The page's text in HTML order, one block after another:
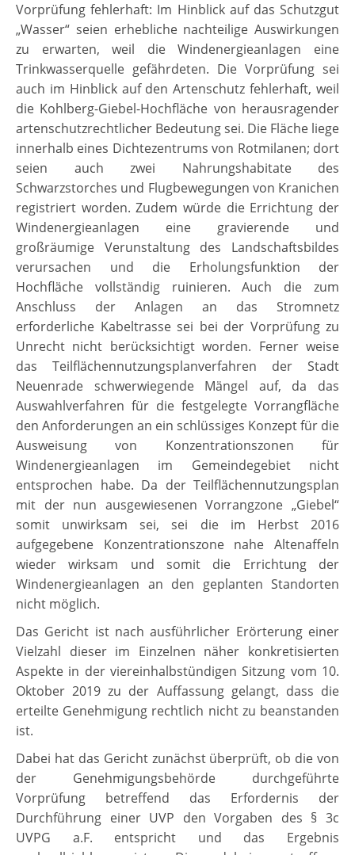
Vorprüfung fehlerhaft: Im Hinblick auf das Schutzgut
„Wasser“ seien erhebliche nachteilige Auswirkungen
zu erwarten, weil die Windenergieanlagen eine
Trinkwasserquelle gefährdeten. Die Vorprüfung sei
auch im Hinblick auf den Artenschutz fehlerhaft, weil
die Kohlberg-Giebel-Hochfläche von herausragender
artenschutzrechtlicher Bedeutung sei. Die Fläche liege
innerhalb eines Dichtezentrums von Rotmilanen; dort
seien auch zwei Nahrungshabitate des
Schwarzstorches und Flugbewegungen von Kranichen
registriert worden. Zudem würde die Errichtung der
Windenergieanlagen eine gravierende und
großräumige Verunstaltung des Landschaftsbildes
verursachen und die Erholungsfunktion der
Hochfläche vollständig ruinieren. Auch die zum
Anschluss der Anlagen an das Stromnetz
erforderliche Kabeltrasse sei bei der Vorprüfung zu
Unrecht nicht berücksichtigt worden. Ferner weise
das Teilflächennutzungsplanverfahren der Stadt
Neuenrade schwerwiegende Mängel auf, da das
Auswahlverfahren für die festgelegte Vorrangfläche
den Anforderungen an ein schlüssiges Konzept für die
Ausweisung von Konzentrationszonen für
Windenergieanlagen im Gemeindegebiet nicht
entsprochen habe. Da der Teilflächennutzungsplan
mit der nun ausgewiesenen Vorrangzone „Giebel“
somit unwirksam sei, sei die im Herbst 2016
aufgegebene Konzentrationszone nahe Altenaffeln
wieder wirksam und somit die Errichtung der
Windenergieanlagen an den geplanten Standorten
nicht möglich.
Das Gericht ist nach ausführlicher Erörterung einer
Vielzahl dieser im Einzelnen näher konkretisierten
Aspekte in der viereinhalbstündigen Sitzung vom 10.
Oktober 2019 zu der Auffassung gelangt, dass die
erteilte Genehmigung rechtlich nicht zu beanstanden
ist.
Dabei hat das Gericht zunächst überprüft, ob die von
der Genehmigungsbehörde durchgeführte
Vorprüfung betreffend das Erfordernis der
Durchführung einer UVP den Vorgaben des § 3c
UVPG a.F. entspricht und das Ergebnis